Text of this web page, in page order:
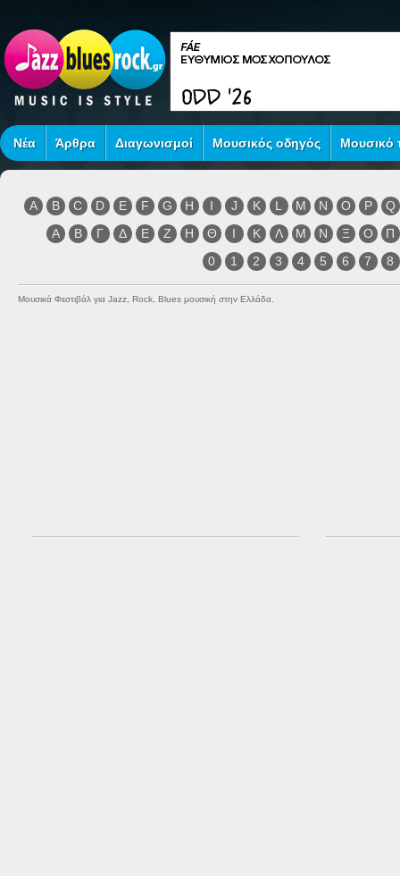
Νέα Άρθρα Διαγωνισμοί Μουσικός οδηγός Μουσικό
A B C D E F G H I J K L M N O P
Q
Α
Β Γ Δ Ε Ζ Η Θ Ι Κ Λ Μ Ν Ξ Ο
Π
0
1 2 3 4 5 6 7 8
Μουσικά Φεστιβάλ για Jazz, Rock, Blues μουσική στην Ελλάδα.